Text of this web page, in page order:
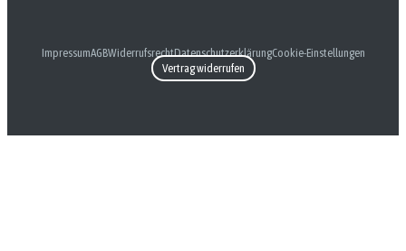
ImpressumAGBWiderrufsrechtDatenschutzerklärungCookie-Einstellungen
Vertrag widerrufen